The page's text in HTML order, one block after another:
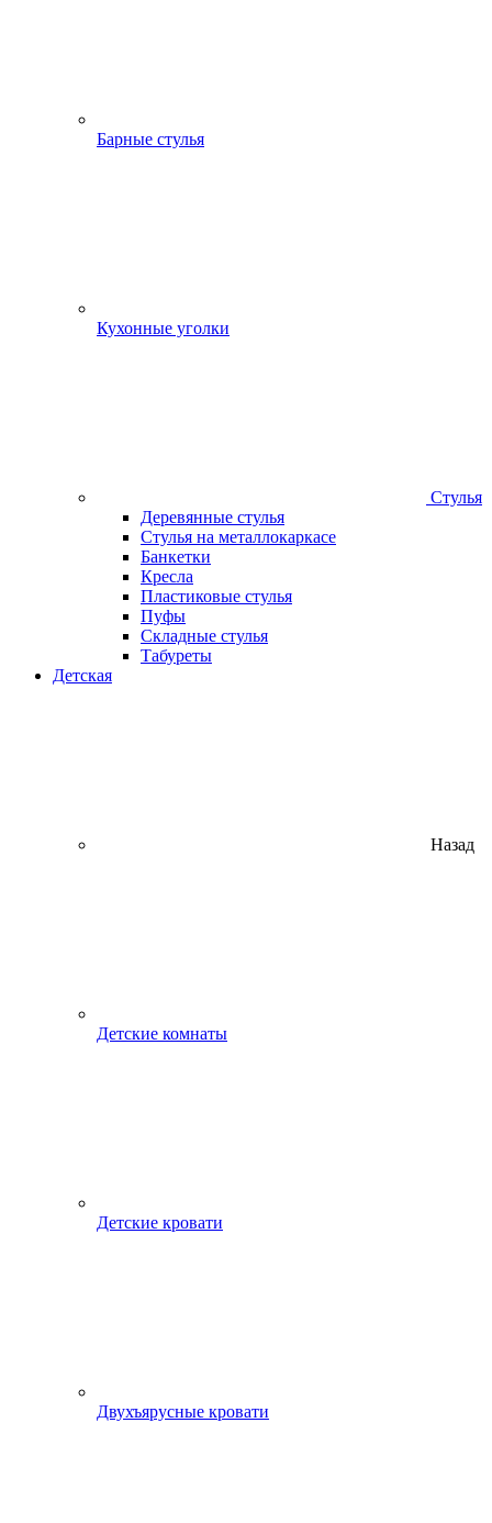
Барные стулья
Кухонные уголки
Стулья
Деревянные стулья
Стулья на металлокаркасе
Банкетки
Кресла
Пластиковые стулья
Пуфы
Складные стулья
Табуреты
Детская
Назад
Детские комнаты
Детские кровати
Двухъярусные кровати